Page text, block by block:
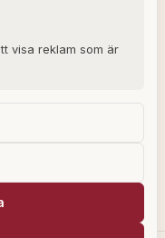
länkar på vår webbplats,
utvalda återförsäljare.
visa reklam som är